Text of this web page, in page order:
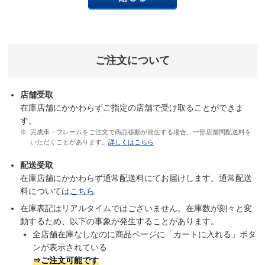
ご注文について
店舗受取
在庫店舗にかかわらずご指定の店舗で受け取ることができま
す。
完成車・フレームをご注文で商品移動が発生する場合、一部店舗間配送料を
いただくことがあります。詳しくはこちら
配送受取
在庫店舗にかかわらず通常配送料にてお届けします。通常配送
料についてはこちら
在庫表記はリアルタイムではございません。在庫数が刻々と変
動するため、以下の事象が発生することがあります。
全店舗在庫なしなのに商品ページに「カートに入れる」ボタ
ンが表示されている
⇒ご注文可能です